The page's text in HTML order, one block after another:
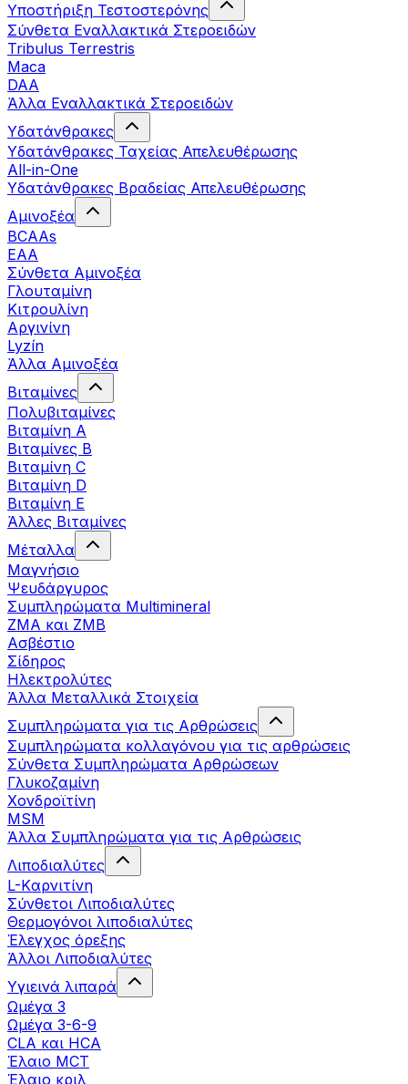
Υποστήριξη Τεστοστερόνης
Σύνθετα Εναλλακτικά Στεροειδών
Tribulus Terrestris
Maca
DAA
Άλλα Εναλλακτικά Στεροειδών
Υδατάνθρακες
Υδατάνθρακες Ταχείας Απελευθέρωσης
All-in-One
Υδατάνθρακες Βραδείας Απελευθέρωσης
Αμινοξέα
BCAAs
EAA
Σύνθετα Αμινοξέα
Γλουταμίνη
Κιτρουλίνη
Αργινίνη
Lyzín
Άλλα Αμινοξέα
Βιταμίνες
Πολυβιταμίνες
Βιταμίνη Α
Βιταμίνες Β
Βιταμίνη C
Βιταμίνη D
Βιταμίνη Ε
Άλλες Βιταμίνες
Μέταλλα
Μαγνήσιο
Ψευδάργυρος
Συμπληρώματα Multimineral
ZMA και ZMB
Ασβέστιο
Σίδηρος
Ηλεκτρολύτες
Άλλα Mεταλλικά Στοιχεία
Συμπληρώματα για τις Αρθρώσεις
Συμπληρώματα κολλαγόνου για τις αρθρώσεις
Σύνθετα Συμπληρώματα Αρθρώσεων
Γλυκοζαμίνη
Χονδροϊτίνη
MSM
Άλλα Συμπληρώματα για τις Αρθρώσεις
Λιποδιαλύτες
L-Kαρνιτίνη
Σύνθετοι Λιποδιαλύτες
Θερμογόνοι λιποδιαλύτες
Έλεγχος όρεξης
Άλλοι Λιποδιαλύτες
Υγιεινά λιπαρά
Ωμέγα 3
Ωμέγα 3-6-9
CLA και HCA
Έλαιο MCT
Έλαιο κριλ